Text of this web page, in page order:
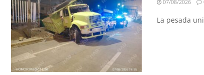
07/08/2026
La pesada